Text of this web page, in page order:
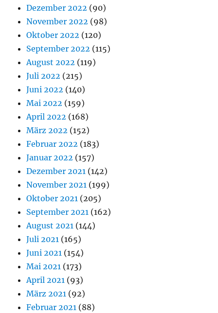
Dezember 2022 (90)
November 2022 (98)
Oktober 2022 (120)
September 2022 (115)
August 2022 (119)
Juli 2022 (215)
Juni 2022 (140)
Mai 2022 (159)
April 2022 (168)
März 2022 (152)
Februar 2022 (183)
Januar 2022 (157)
Dezember 2021 (142)
November 2021 (199)
Oktober 2021 (205)
September 2021 (162)
August 2021 (144)
Juli 2021 (165)
Juni 2021 (154)
Mai 2021 (173)
April 2021 (93)
März 2021 (92)
Februar 2021 (88)